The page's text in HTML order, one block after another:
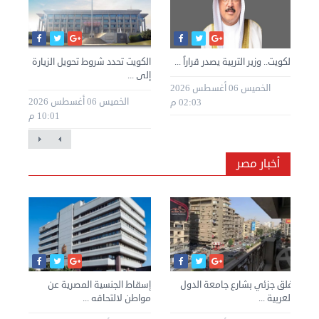
الكويت تحدد شروط تحويل الزيارة
إلى ...
الخميس 06 أغسطس 2026
10:01 م
الكويت.. وزير التربية يصدر قراراً ...
الخميس 06 أغسطس 2026
02:03 م
أخبار مصر
إسقاط الجنسية المصرية عن
مواطن لالتحاقه ...
غلق جزئي بشارع جامعة الدول
العربية ...